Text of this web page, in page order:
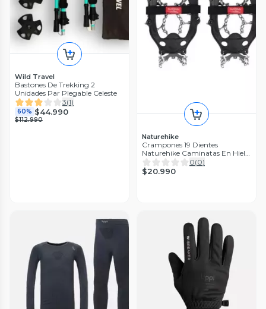
Wild Travel
Bastones De Trekking 2
Unidades Par Plegable Celeste
3(1)
60% $44.990
$112.990
Naturehike
Crampones 19 Dientes
Naturehike Caminatas En Hielo
Y Nieve
0(0)
$20.990